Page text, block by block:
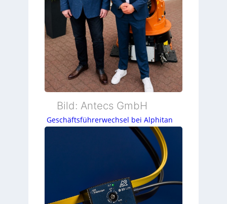
Bild: Antecs GmbH
Geschäftsführerwechsel bei Alphitan